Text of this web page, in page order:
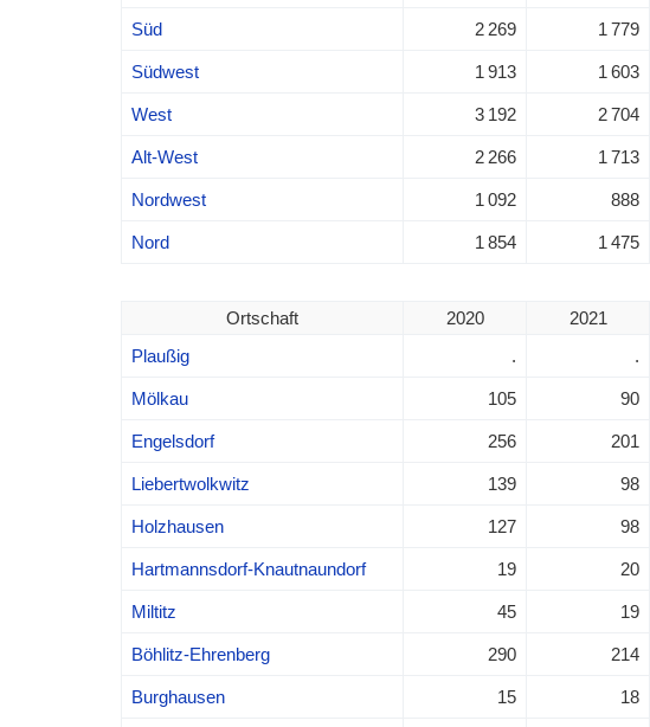
Süd 2 269 1 779
Südwest 1 913 1 603
West 3 192 2 704
Alt-West 2 266 1 713
Nordwest 1 092 888
Nord 1 854 1 475
Ortschaft 2020 2021
Plaußig
. .
Mölkau 105 90
Engelsdorf 256 201
Liebertwolkwitz 139 98
Holzhausen 127 98
Hartmannsdorf-Knautnaundorf 19 20
Miltitz 45 19
Böhlitz-Ehrenberg 290 214
Burghausen 15 18